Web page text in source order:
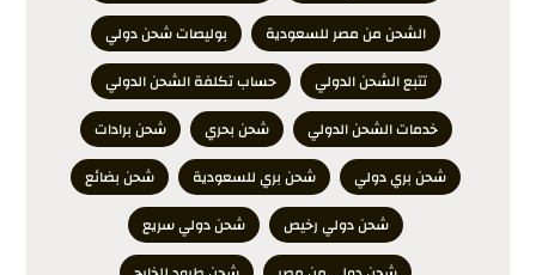
الشحن من مصر للسعودية
بوليصات شحن دولي
تتبع الشحن الدولي
حساب تكلفة الشحن الدولي
خدمات الشحن الدولي
شحن بحري
شحن برادات
شحن بري دولي
شحن بري للسعودية
شحن بضائع
شحن دولي رخيص
شحن دولي سريع